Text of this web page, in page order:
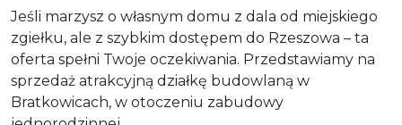
Jeśli marzysz o własnym domu z dala od miejskiego
zgiełku, ale z szybkim dostępem do Rzeszowa – ta
oferta spełni Twoje oczekiwania. Przedstawiamy na
sprzedaż atrakcyjną działkę budowlaną w
Bratkowicach, w otoczeniu zabudowy